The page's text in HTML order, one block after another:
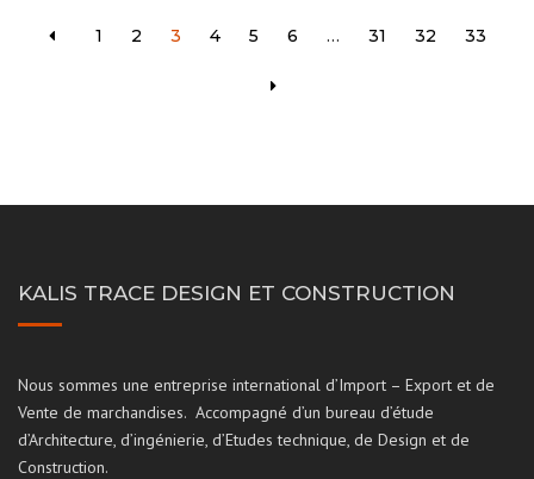
à
1 2 3 4 5 6 … 31 32 33
KALIS TRACE DESIGN ET CONSTRUCTION
Nous sommes une entreprise international d’Import – Export et de
Vente de marchandises. Accompagné d’un bureau d’étude
d’Architecture, d’ingénierie, d’Etudes technique, de Design et de
Construction.